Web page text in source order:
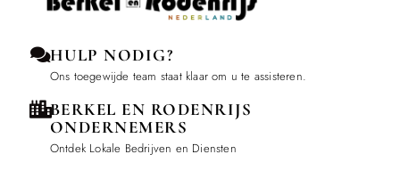
HULP NODIG?
Ons toegewijde team staat klaar om u te assisteren.
BERKEL EN RODENRIJS
ONDERNEMERS
Ontdek Lokale Bedrijven en Diensten